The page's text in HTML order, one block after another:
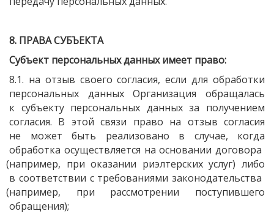
8. ПРАВА СУБЪЕКТА
Субъект персональных данных имеет право:
8.1. на отзыв своего согласия, если для обработки
персональных данных Организация обращалась
к субъекту персональных данных за получением
согласия. В этой связи право на отзыв согласия
не может быть реализовано в случае, когда
обработка осуществляется на основании договора
(например, при оказании риэлтерских услуг) либо
в соответствии с требованиями законодательства
(например, при рассмотрении поступившего
обращения);